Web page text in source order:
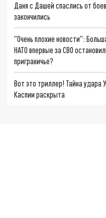
Даня с Дашей спаслись от
закончились
"Очень плохие новости":
НАТО впервые за СВО
приграничье?
Вот это триллер! Тайна удара
Каспии раскрыта